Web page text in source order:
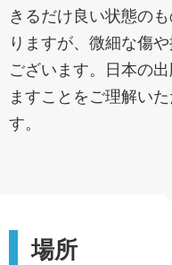
きるだけ良い状態の
りますが、微細な傷
ございます。日本の
ますことをご理解い
す。
場所